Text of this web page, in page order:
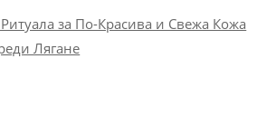
за По-Красива и Свежа Кожа
Лягане